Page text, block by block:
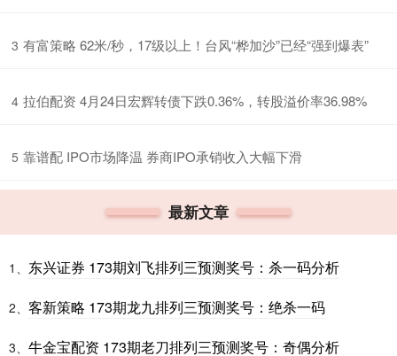
3 ​有富策略 62米/秒，17级以上！台风“桦加沙”已经“强到爆表”
4 ​拉伯配资 4月24日宏辉转债下跌0.36%，转股溢价率36.98%
5 ​靠谱配 IPO市场降温 券商IPO承销收入大幅下滑
最新文章
1、 东兴证券 173期刘飞排列三预测奖号：杀一码分析
2、 客新策略 173期龙九排列三预测奖号：绝杀一码
3、 牛金宝配资 173期老刀排列三预测奖号：奇偶分析